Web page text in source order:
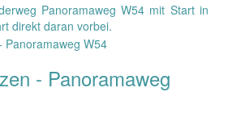
Panoramaweg W54 mit Start in
direkt daran vorbei.
- Panoramaweg